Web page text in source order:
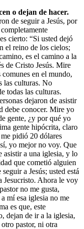
o dejan de hacer.
de seguir a Jesús, por
cierto: “Si usted dejó
el reino de los cielos;
es el camino a la
de Cristo Jesús. Mire
comunes en el mundo,
las culturas. No
todas las culturas.
dejaron de asistir
debe conocer. Mire yo
gente, ¿y por qué yo
gente hipócrita, claro
pidió 20 dólares
yo mejor no voy. Que
asistir a una iglesia, y lo
que cometió alguien
a Jesús; usted está
Jesucristo. Ahora le voy
no me gusta,
mí esa iglesia no me
es que, este
dejan de ir a la iglesia,
pastor, ni otra